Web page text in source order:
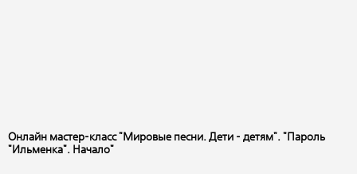
Онлайн мастер-класс "Мировые песни. Дети - детям". "Пароль
"Ильменка". Начало"